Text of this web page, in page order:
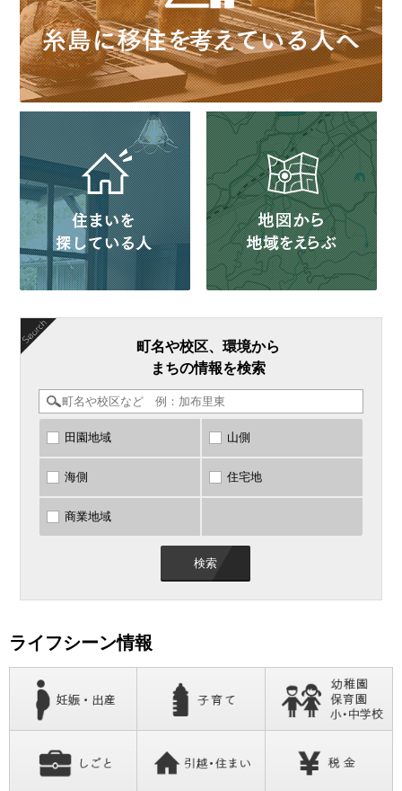
町名や校区、環境から
まちの情報を検索
田園地域 山側
海側 住宅地
商業地域
ライフシーン情報